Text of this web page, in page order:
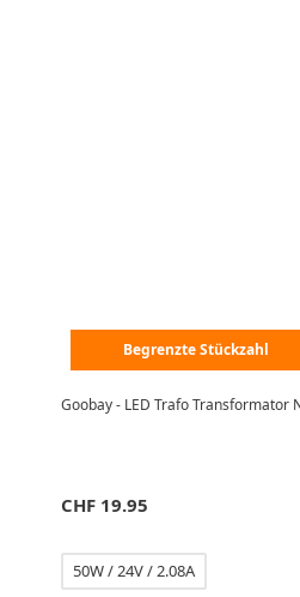
Begrenzte Stückzahl
CHF 19.95
50W / 24V / 2.08A